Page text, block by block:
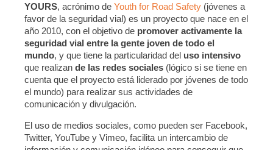
YOURS, acrónimo de Youth for Road Safety (jóvenes a
favor de la seguridad vial) es un proyecto que nace en el
año 2010, con el objetivo de promover activamente la
seguridad vial entre la gente joven de todo el
mundo, y que tiene la particularidad del uso intensivo
que realizan de las redes sociales (lógico si se tiene en
cuenta que el proyecto está liderado por jóvenes de todo
el mundo) para realizar sus actividades de
comunicación y divulgación.
El uso de medios sociales, como pueden ser Facebook,
Twitter, YouTube y Vimeo, facilita un intercambio de